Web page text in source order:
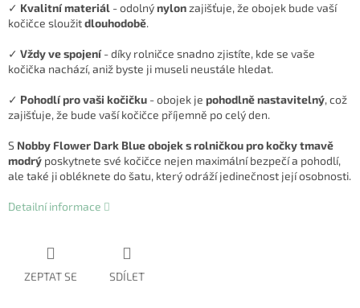
✓ Kvalitní materiál - odolnýnylonzajišťuje, že obojek bude vaší
kočičce sloužitdlouhodobě.
✓ Vždy ve spojení- díky rolničce snadno zjistíte, kde se vaše
kočička nachází, aniž byste ji museli neustále hledat.
✓ Pohodlí pro vaši kočičku - obojek je pohodlně nastavitelný, což
zajišťuje, že bude vaší kočičce příjemně po celý den.
S Nobby Flower Dark Blue obojek s rolničkou pro kočky tmavě
modrý poskytnete své kočičce nejen maximální bezpečí a pohodlí,
ale také ji obléknete do šatu, který odráží jedinečnost její osobnosti.
Detailní informace
ZEPTAT SE SDÍLET